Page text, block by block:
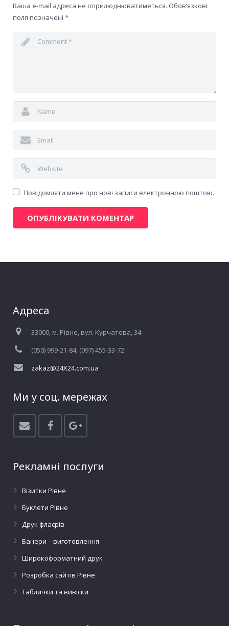
Ваша e-mail адреса не оприлюднюватиметься. Обов’язкові
поля позначені *
Повідомляти мене про нові записи електронною поштою.
Адреса
33000, м. Рівне, вул. Курчатова, 34
(050) 999-21-84, (097) 455-33-72
zakaz@24X24.com.ua
Ми у соц. мережах
Рекламні послуги
Візитки Рівне
Буклети Рівне
Друк флаєрів
Банери – виготовлення
Широкоформатний друк
Розробка сайтів Рівне
Таблички та вивіски